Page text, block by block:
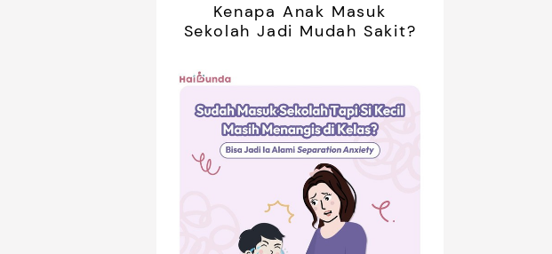
Kenapa Anak Masuk
Sekolah Jadi Mudah Sakit?